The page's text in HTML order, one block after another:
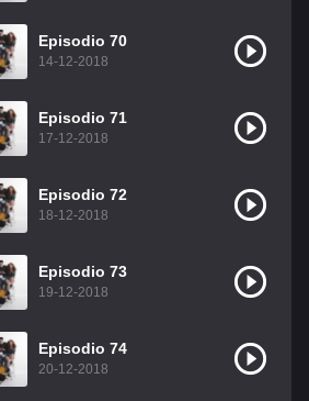
Episodio 70
14-12-2018
Episodio 71
17-12-2018
Episodio 72
18-12-2018
Episodio 73
19-12-2018
Episodio 74
20-12-2018